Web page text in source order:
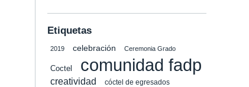
Etiquetas
2019 celebración Ceremonia Grado
Coctel comunidad fadp
creatividad cóctel de egresados